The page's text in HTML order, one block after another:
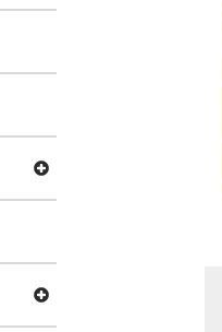
Avaa valikko
Avaa valikko Tarinoita